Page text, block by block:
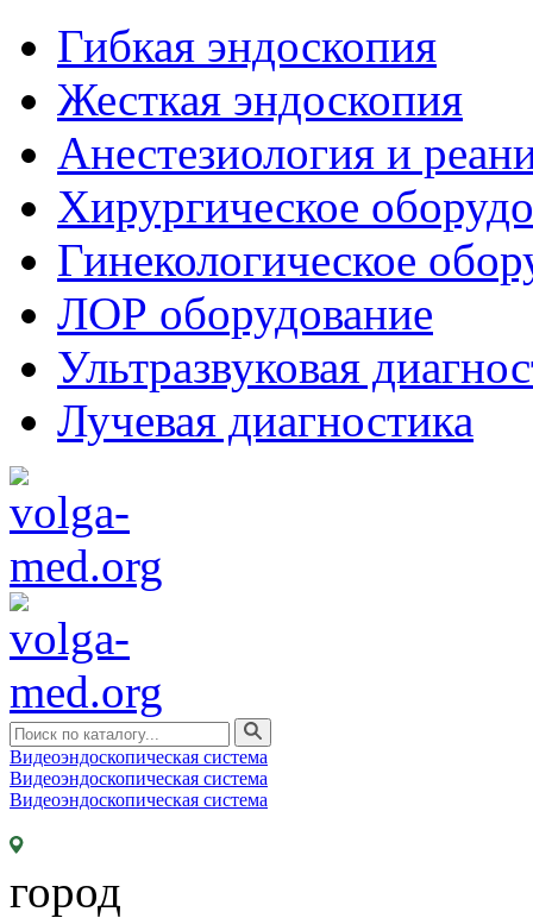
Гибкая эндоскопия
Жесткая эндоскопия
Анестезиология и
Хирургическое
Гинекологическое
ЛОР оборудование
Ультразвуковая
Лучевая диагностика
Видеоэндоскопическая система
Видеоэндоскопическая система
Видеоэндоскопическая система
город